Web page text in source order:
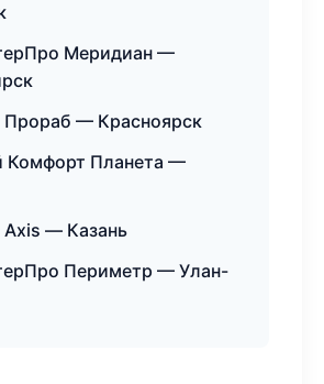
Меридиан —
— Красноярск
Комфорт Планета —
— Казань
Периметр — Улан-